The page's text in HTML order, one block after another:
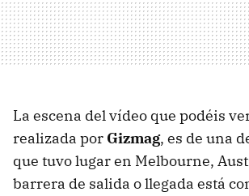
La escena del vídeo que podéis
realizada por Gizmag, es de una
que tuvo lugar en Melbourne,
barrera de salida o llegada está